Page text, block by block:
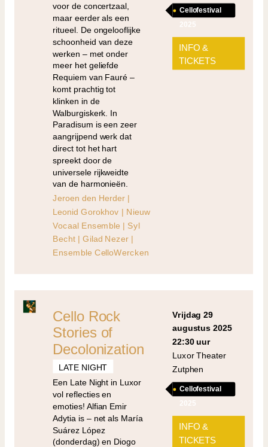
voor de concertzaal,
maar eerder als een
ritueel. De ongelooflijke
schoonheid van deze
werken – met onder
meer het geliefde
Requiem van Fauré –
komt prachtig tot
klinken in de
Walburgiskerk. In
Paradisum is een zeer
aangrijpend werk dat
direct tot het hart
spreekt door de
universele rijkweidte
van de harmonieën.
Jeroen den Herder |
Leonid Gorokhov | Nieuw
Vocaal Ensemble | Syl
Becht | Gilad Nezer |
Ensemble CelloWercken
Cellofestival
2025
INFO &
TICKETS
Cello Rock
Stories of
Decolonization
LATE NIGHT
Een Late Night in Luxor
vol reflecties en
emoties! Alfian Emir
Adytia is – net als María
Suárez López
(donderdag) en Diogo
vrijdag 29
augustus 2025
22:30 uur
Luxor Theater
Zutphen
Cellofestival
2025
INFO &
TICKETS